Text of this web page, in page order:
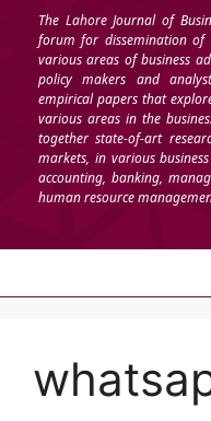
The Lahore Journal of
forum for dissemination of
various areas of business
policy makers and
empirical papers that
various areas in the
together state-of-art
markets, in various
accounting, banking,
human resource